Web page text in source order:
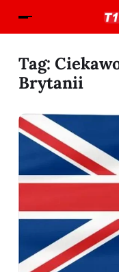
Tag:
Brytanii